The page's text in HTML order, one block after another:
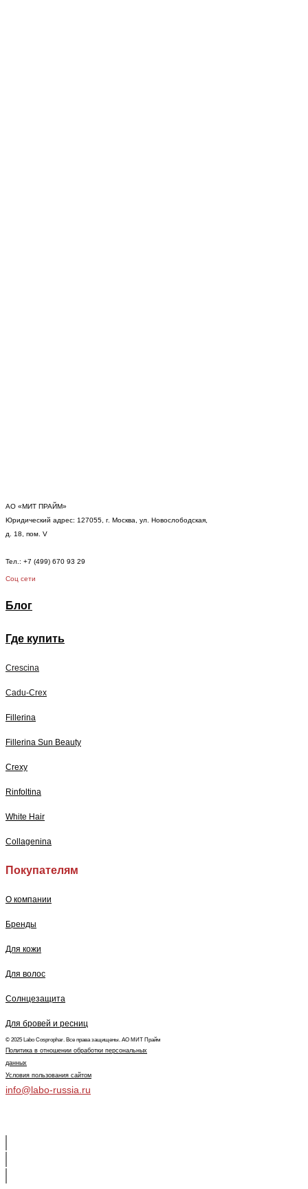
АО «МИТ ПРАЙМ»
Юридический адрес: 127055, г. Москва, ул. Новослободская,
д. 18, пом. V
Тел.: +7 (499) 670 93 29
Соц сети
Блог
Где купить
Crescina
Cadu-Crex
Fillerina
Fillerina Sun Beauty
Crexy
Rinfoltina
White Hair
Collagenina
Покупателям
О компании
Бренды
Для кожи
Для волос
Солнцезащита
Для бровей и ресниц
© 2025 Labo Cosprophar. Все права защищены. АО МИТ Прайм
Политика в отношении обработки персональных
данных
Условия пользования сайтом
info@labo-russia.ru